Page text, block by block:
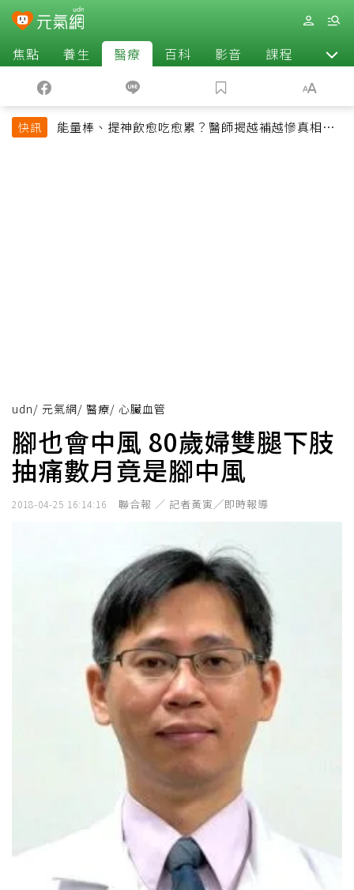
焦點 養生 醫療 百科 影音 課程 退休
快訊
能量棒、提神飲愈吃愈累？醫師揭越補越慘真相：
udn/ 元氣網/ 醫療/ 心臟血管
腳也會中風 80歲婦雙腿下肢
抽痛數月竟是腳中風
2018-04-25 16:14:16 聯合報 ／ 記者黃寅╱即時報導